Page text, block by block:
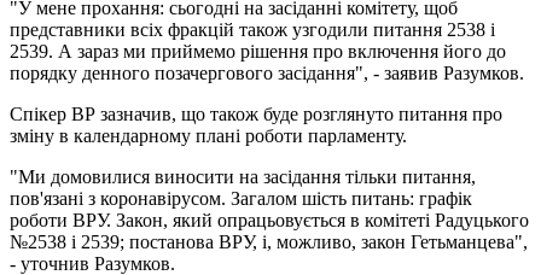
"У мене прохання: сьогодні на засіданні комітету, щоб
представники всіх фракцій також узгодили питання 2538 і
2539. А зараз ми приймемо рішення про включення його до
порядку денного позачергового засідання", - заявив Разумков.
Спікер ВР зазначив, що також буде розглянуто питання про
зміну в календарному плані роботи парламенту.
"Ми домовилися виносити на засідання тільки питання,
пов'язані з коронавірусом. Загалом шість питань: графік
роботи ВРУ. Закон, який опрацьовується в комітеті Радуцького
№2538 і 2539; постанова ВРУ, і, можливо, закон Гетьманцева",
- уточнив Разумков.